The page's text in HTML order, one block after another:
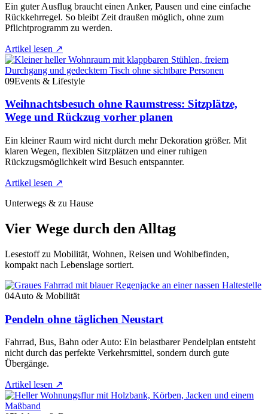
Ein guter Ausflug braucht einen Anker, Pausen und eine einfache
Rückkehrregel. So bleibt Zeit draußen möglich, ohne zum
Pflichtprogramm zu werden.
Artikel lesen ↗
09Events & Lifestyle
Weihnachtsbesuch ohne Raumstress: Sitzplätze,
Wege und Rückzug vorher planen
Ein kleiner Raum wird nicht durch mehr Dekoration größer. Mit
klaren Wegen, flexiblen Sitzplätzen und einer ruhigen
Rückzugsmöglichkeit wird Besuch entspannter.
Artikel lesen ↗
Unterwegs & zu Hause
Vier Wege durch den Alltag
Lesestoff zu Mobilität, Wohnen, Reisen und Wohlbefinden,
kompakt nach Lebenslage sortiert.
04Auto & Mobilität
Pendeln ohne täglichen Neustart
Fahrrad, Bus, Bahn oder Auto: Ein belastbarer Pendelplan entsteht
nicht durch das perfekte Verkehrsmittel, sondern durch gute
Übergänge.
Artikel lesen ↗